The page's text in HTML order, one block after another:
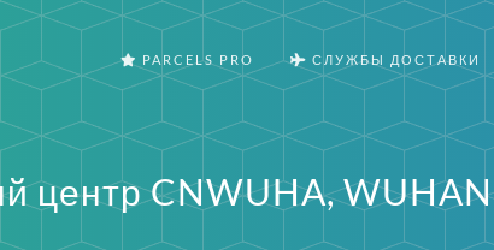
PARCELS PRO СЛУЖБЫ ДОСТАВКИ
центр CNWUHA, WUHAN